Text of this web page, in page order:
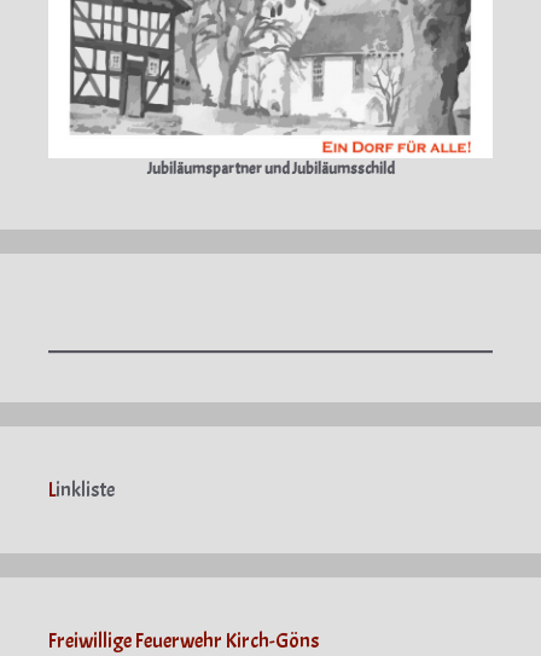
Jubiläumspartner und Jubiläumsschild
Linkliste
Freiwillige Feuerwehr Kirch-Göns